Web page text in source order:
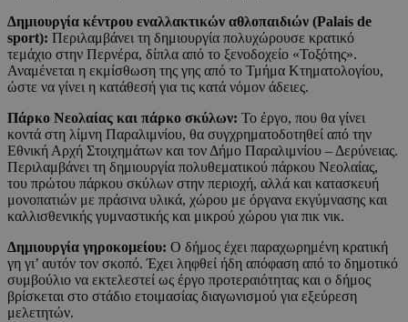
Δημιουργία κέντρου εναλλακτικών αθλοπαιδιών (Palais de
sport): Περιλαμβάνει τη δημιουργία πολυχώρουσε κρατικό
τεμάχιο στην Περνέρα, δίπλα από το ξενοδοχείο «Τοξότης».
Αναμένεται η εκμίσθωση της γης από το Τμήμα Κτηματολογίου,
ώστε να γίνει η κατάθεσή για τις κατά νόμον άδειες.
Πάρκο Νεολαίας και πάρκο σκύλων: Το έργο, που θα γίνει
κοντά στη λίμνη Παραλιμνίου, θα συγχρηματοδοτηθεί από την
Εθνική Αρχή Στοιχημάτων και τον Δήμο Παραλιμνίου – Δερύνειας.
Περιλαμβάνει τη δημιουργία πολυθεματικού πάρκου Νεολαίας,
του πρώτου πάρκου σκύλων στην περιοχή, αλλά και κατασκευή
μονοπατιών με πράσινα υλικά, χώρου με όργανα εκγύμνασης και
καλλισθενικής γυμναστικής και μικρού χώρου για πικ νικ.
Δημιουργία γηροκομείου: Ο δήμος έχει παραχωρημένη κρατική
γη γι’ αυτόν τον σκοπό. Έχει ληφθεί ήδη απόφαση από το δημοτικό
συμβούλιο να εκτελεστεί ως έργο προτεραιότητας και ο δήμος
βρίσκεται στο στάδιο ετοιμασίας διαγωνισμού για εξεύρεση
μελετητών.